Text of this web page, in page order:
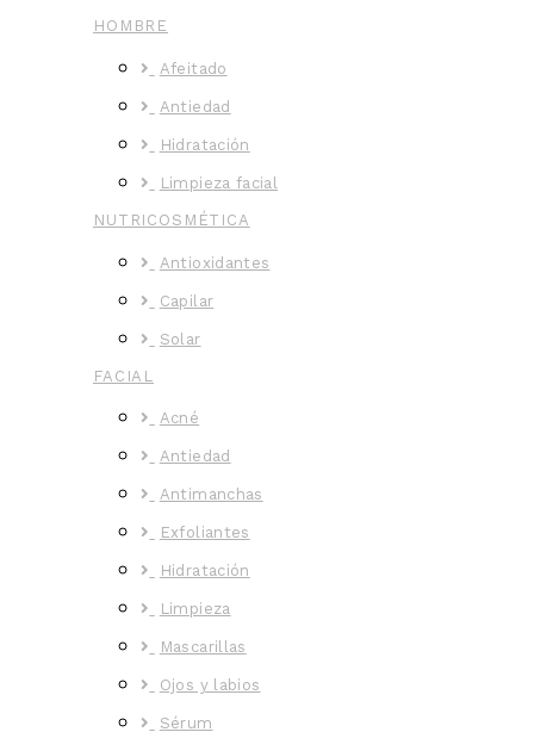
HOMBRE
Afeitado
Antiedad
Hidratación
Limpieza facial
NUTRICOSMÉTICA
Antioxidantes
Capilar
Solar
FACIAL
Acné
Antiedad
Antimanchas
Exfoliantes
Hidratación
Limpieza
Mascarillas
Ojos y labios
Sérum